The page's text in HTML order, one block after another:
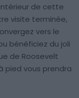
de cette
visite terminée,
vers le
bénéficiez du joli
de Roosevelt
pied vous prendra